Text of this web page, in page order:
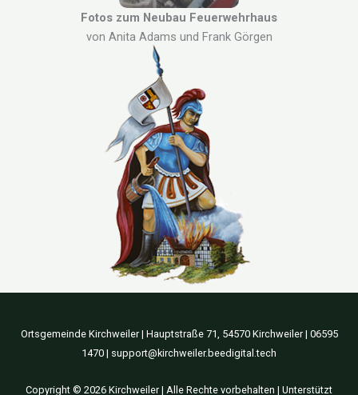
Fotos zum Neubau Feuerwehrhaus
von Anita Adams und Frank Görgen
Ortsgemeinde Kirchweiler | Hauptstraße 71, 54570 Kirchweiler | 06595
1470 | support@kirchweiler.beedigital.tech
Copyright © 2026 Kirchweiler | Alle Rechte vorbehalten | Unterstützt